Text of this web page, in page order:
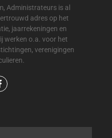
Administrateurs is al
adres op het
jaarrekeningen en
werken o.a. voor het
verenigingen